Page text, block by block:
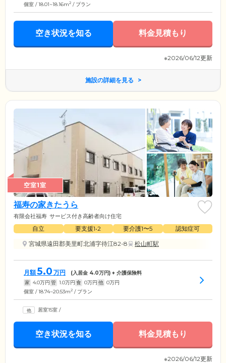
個室 / 18.01~18.16m2 / プラン
空き状況を知る 料金見積もり
※2026/06/12更新
施設の詳細を見る
空室1室
福寿の家きたうら
有限会社福寿 サービス付き高齢者向け住宅
自立 要支援1•2 要介護1〜5
認知症可
宮城県遠田郡美里町北浦字待江82-8
松山町駅
月額5.0 万円 (入居金 4.0万円) + 介護保険料
家 4.0万円 管 1.0万円 食 0万円 他 0万円
個室 / 18.74~20.53m2 / プラン
居室15室 /
空き状況を知る 料金見積もり
※2026/06/12更新